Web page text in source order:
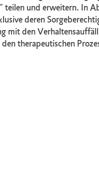
teilen und erweitern. In
deren
mit den
therapeutischen